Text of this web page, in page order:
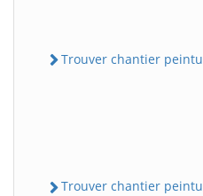
Trouver chantier
Trouver chantier